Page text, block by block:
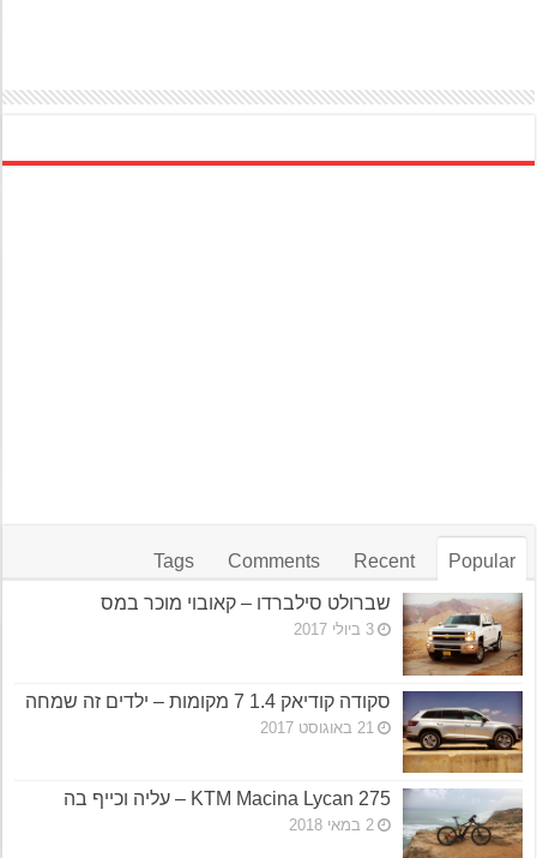
Popular
Recent
Comments
Tags
שברולט סילברדו – קאובוי מוכר במס
3 ביולי 2017
סקודה קודיאק 1.4 7 מקומות – ילדים זה שמחה
21 באוגוסט 2017
KTM Macina Lycan 275 – עליה וכייף בה
2 במאי 2018